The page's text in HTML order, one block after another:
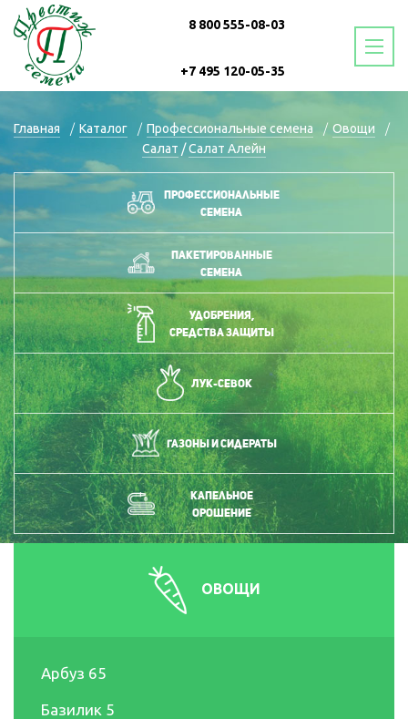
8 800 555-08-03
+7 495 120-05-35
+7 499 760-21-54
Главная Каталог Профессиональные семена
Овощи
Салат /Салат Алейн
Профессиональные
семена
Пакетированные
семена
Удобрения,
средства защиты
Лук-севок
Газоны и сидераты
Капельное
орошение
ОВОЩИ
Арбуз 65
Базилик 5